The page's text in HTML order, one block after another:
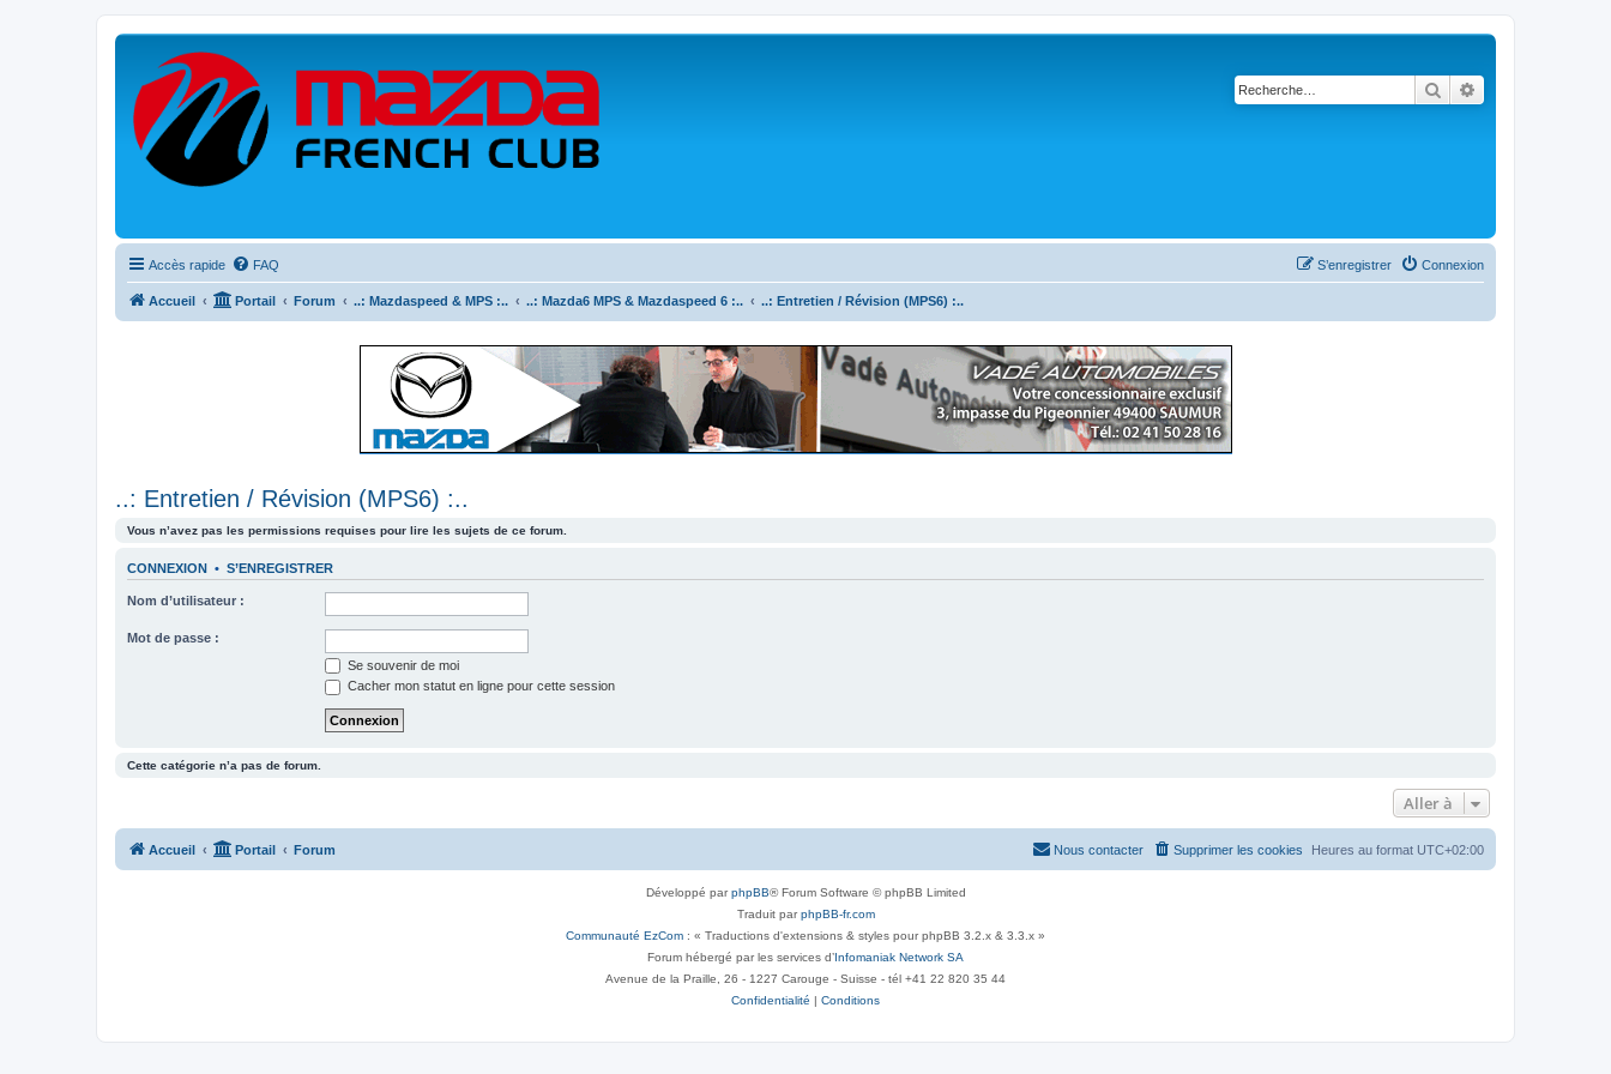
Rechercher
Accès rapide FAQ Connexion
S’enregistrer
Accueil Portail Forum ..: Mazdaspeed & MPS :.. ..: Mazda6 MPS & Mazdaspeed 6 :.. ..: Entretien / Révision (MPS6) :..
..: Entretien / Révision (MPS6) :..
Vous n’avez pas les permissions requises pour lire les sujets de ce forum.
CONNEXION • S’ENREGISTRER
Nom d’utilisateur :
Mot de passe :
Se souvenir de moi
Cacher mon statut en ligne pour cette session
Cette catégorie n’a pas de forum.
Aller à
Accueil Portail Forum Heures au format UTC+02:00
Supprimer les cookies
Nous contacter
Développé parphpBB® Forum Software © phpBB Limited
Traduit parphpBB-fr.com
Communauté EzCom : « Traductions d'extensions & styles pour phpBB 3.2.x & 3.3.x »
Forum hébergé par les services d’Infomaniak Network SA
Avenue de la Praille, 26 - 1227 Carouge - Suisse - tél +41 22 820 35 44
Confidentialité | Conditions